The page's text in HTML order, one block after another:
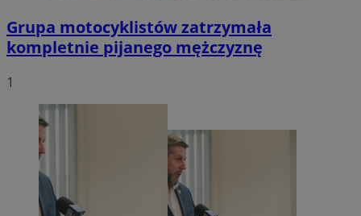
Grupa motocyklistów zatrzymała
kompletnie pijanego mężczyznę
1